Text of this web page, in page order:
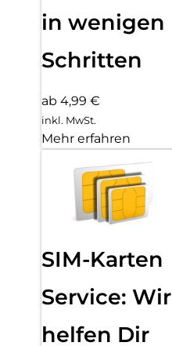
in wenigen
Schritten
ab 4,99 €
inkl. MwSt.
Mehr erfahren
SIM-Karten
Service: Wir
helfen Dir